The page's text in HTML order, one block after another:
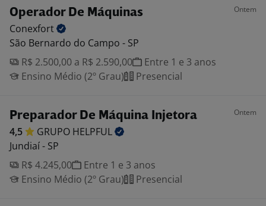
Operador De Máquinas Ontem
Conexfort
São Bernardo do Campo - SP
R$ 2.500,00 a R$ 2.590,00
Entre 1 e 3 anos
Ensino Médio (2º Grau)
Presencial
Preparador De Máquina Injetora Ontem
4,5 GRUPO HELPFUL
Jundiaí - SP
R$ 4.245,00
Entre 1 e 3 anos
Ensino Médio (2º Grau)
Presencial